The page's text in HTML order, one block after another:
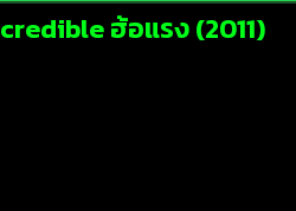
ฮ้อแรง (2011)